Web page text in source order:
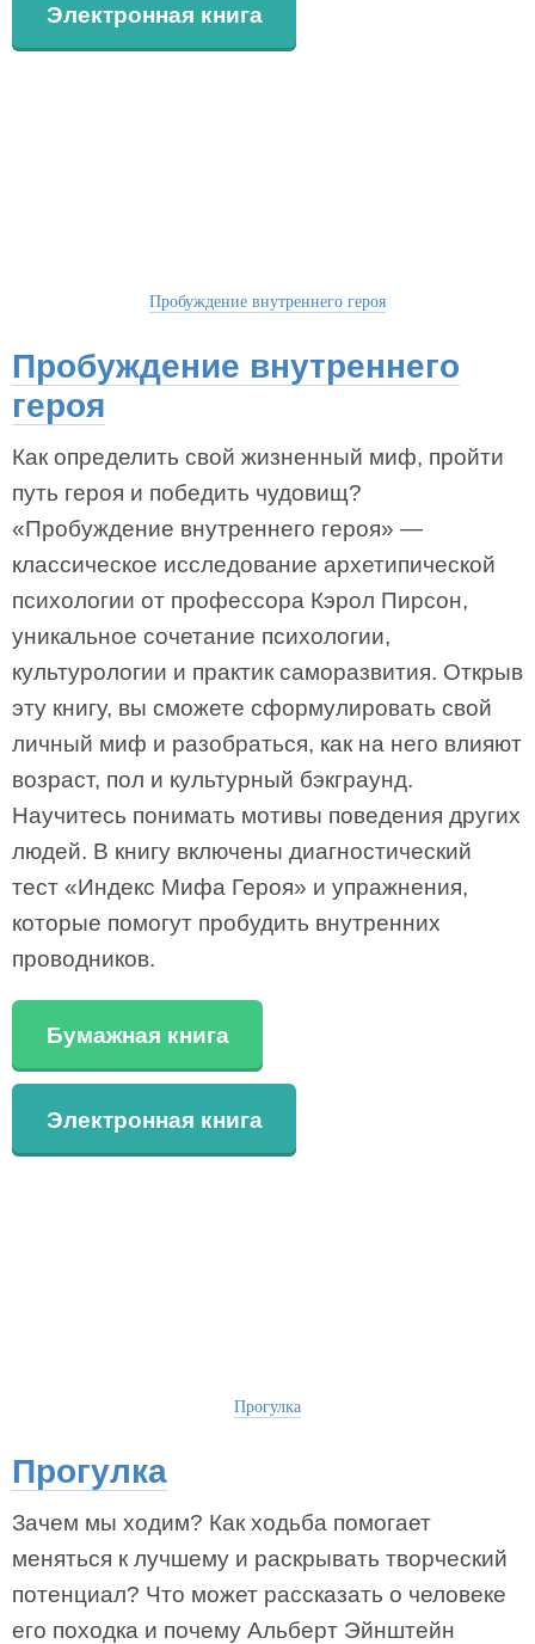
Электронная книга
Пробуждение внутреннего героя
Пробуждение внутреннего
героя
Как определить свой жизненный миф, пройти
путь героя и победить чудовищ?
«Пробуждение внутреннего героя» —
классическое исследование архетипической
психологии от профессора Кэрол Пирсон,
уникальное сочетание психологии,
культурологии и практик саморазвития. Открыв
эту книгу, вы сможете сформулировать свой
личный миф и разобраться, как на него влияют
возраст, пол и культурный бэкграунд.
Научитесь понимать мотивы поведения других
людей. В книгу включены диагностический
тест «Индекс Мифа Героя» и упражнения,
которые помогут пробудить внутренних
проводников.
Бумажная книга
Электронная книга
Прогулка
Прогулка
Зачем мы ходим? Как ходьба помогает
меняться к лучшему и раскрывать творческий
потенциал? Что может рассказать о человеке
его походка и почему Альберт Эйнштейн